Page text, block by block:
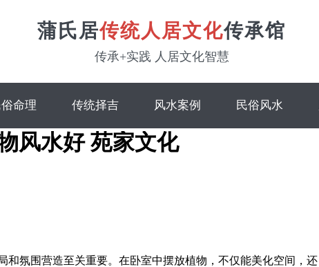
蒲氏居传统人居文化传承馆
传承+实践 人居文化智慧
俗命理 传统择吉 风水案例 民俗风水
风水好 苑家文化
和氛围营造至关重要。在卧室中摆放植物，不仅能美化空间，还